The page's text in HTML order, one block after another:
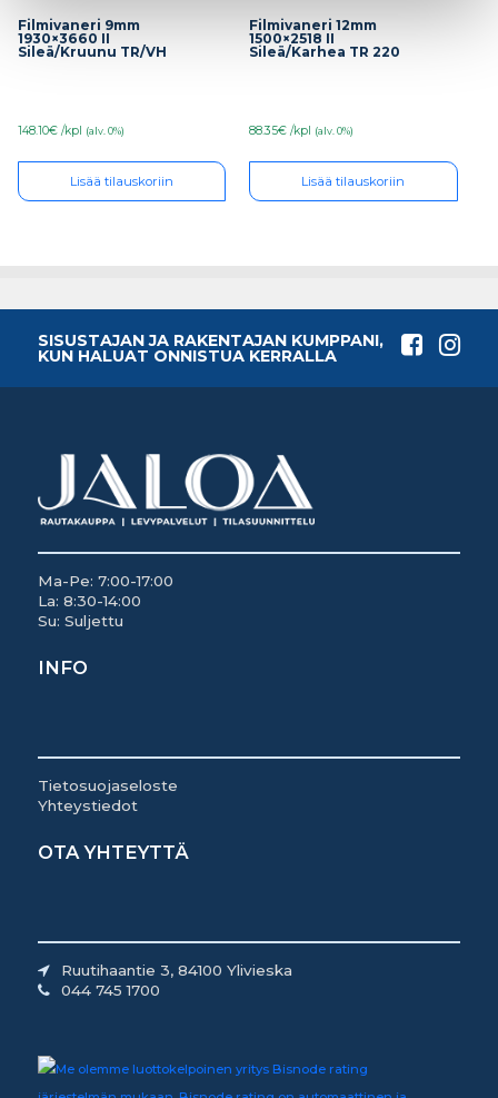
Filmivaneri 9mm
1930×3660 II
Sileä/Kruunu TR/VH
148.10€ /kpl (alv. 0%)
Lisää tilauskoriin
Filmivaneri 12mm
1500×2518 II
Sileä/Karhea TR 220
88.35€ /kpl (alv. 0%)
Lisää tilauskoriin
SISUSTAJAN JA RAKENTAJAN KUMPPANI,
KUN HALUAT ONNISTUA KERRALLA
Ma-Pe: 7:00-17:00
La: 8:30-14:00
Su: Suljettu
INFO
Tietosuojaseloste
Yhteystiedot
OTA YHTEYTTÄ
Ruutihaantie 3, 84100 Ylivieska
044 745 1700